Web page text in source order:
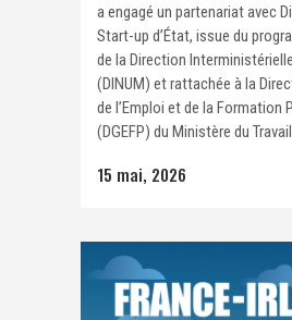
a engagé un partenariat avec
Start-up d’État, issue du
de la Direction
(DINUM) et rattachée à la
de l’Emploi et de la Formation
(DGEFP) du Ministère du
15 mai, 2026